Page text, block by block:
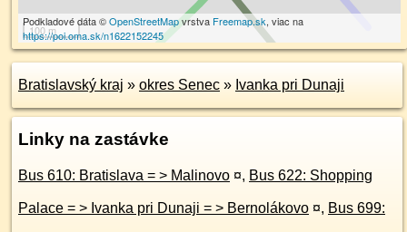
100 m
Podkladové dáta ©OpenStreetMapvrstva Freemap.sk, viac na
https://poi.oma.sk/n1622152245
Bratislavský kraj » okres Senec » Ivanka pri Dunaji
Linky na zastávke
Bus 610: Bratislava = > Malinovo ¤, Bus 622: Shopping
Palace = > Ivanka pri Dunaji = > Bernolákovo ¤, Bus 699: